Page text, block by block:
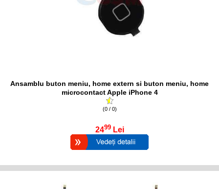
Ansamblu buton meniu, home extern si buton meniu, home
microcontact Apple iPhone 4
(0 / 0)
2499 Lei